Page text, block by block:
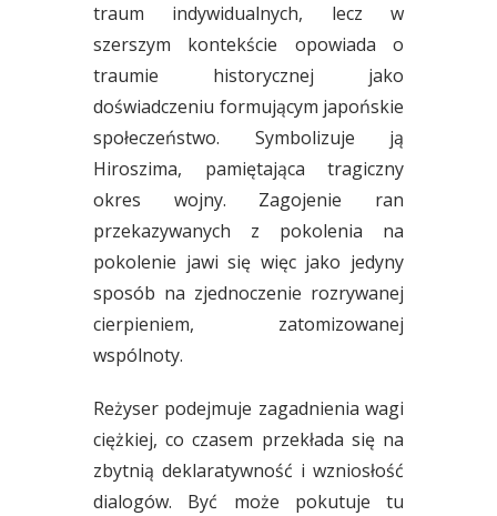
traum indywidualnych, lecz w
szerszym kontekście opowiada o
traumie historycznej jako
doświadczeniu formującym japońskie
społeczeństwo. Symbolizuje ją
Hiroszima, pamiętająca tragiczny
okres wojny. Zagojenie ran
przekazywanych z pokolenia na
pokolenie jawi się więc jako jedyny
sposób na zjednoczenie rozrywanej
cierpieniem, zatomizowanej
wspólnoty.
Reżyser podejmuje zagadnienia wagi
ciężkiej, co czasem przekłada się na
zbytnią deklaratywność i wzniosłość
dialogów. Być może pokutuje tu